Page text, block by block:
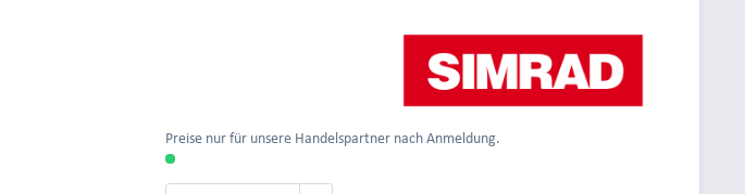
Preise nur für unsere Handelspartner nach Anmeldung.